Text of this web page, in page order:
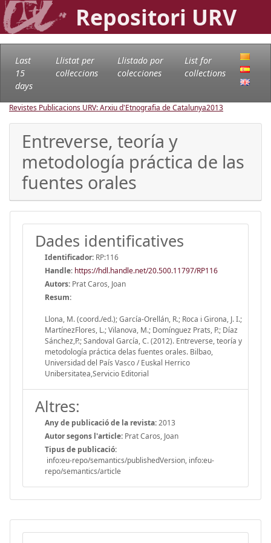
Repositori URV
Last
15
days
Llistat per
col·leccions
Llistado por
colecciones
List for
collections
Revistes Publicacions URV: Arxiu d'Etnografia de Catalunya2013
Entreverse, teoría y
metodología práctica de las
fuentes orales
Dades identificatives
Identificador: RP:116
Handle: https://hdl.handle.net/20.500.11797/RP116
Autors: Prat Caros, Joan
Resum:
Llona, M. (coord./ed.); García-Orellán, R.; Roca i Girona, J. I.;
MartínezFlores, L.; Vilanova, M.; Domínguez Prats, P.; Díaz
Sánchez,P.; Sandoval García, C. (2012). Entreverse, teoría y
metodología práctica delas fuentes orales. Bilbao,
Universidad del País Vasco / Euskal Herrico
Unibersitatea,Servicio Editorial
Altres:
Any de publicació de la revista:2013
Autor segons l'article: Prat Caros, Joan
Tipus de publicació:
info:eu-repo/semantics/publishedVersion, info:eu-
repo/semantics/article